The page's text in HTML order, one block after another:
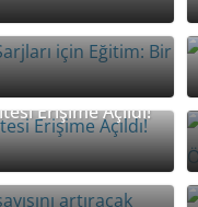
için Eğitim:
Erişime Açıldı!
artıracak